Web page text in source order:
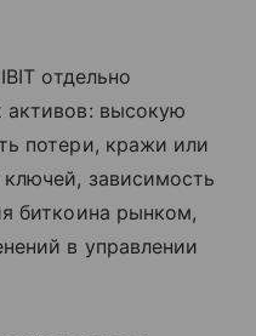
отдельно
активов: высокую
потери, кражи или
зависимость
биткоина рынком,
в управлении